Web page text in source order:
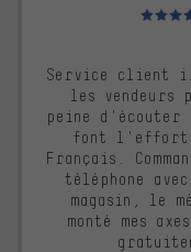
Note
Service client
les vendeurs
peine d'écouter
font l'effort
Français.
téléphone
magasin, le
monté mes